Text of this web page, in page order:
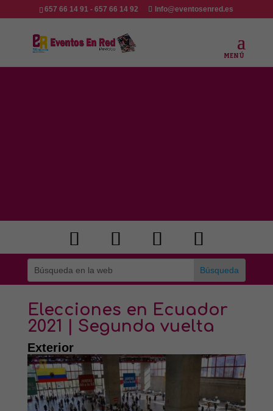
657 66 14 91 - 657 66 14 92 Info@eventosenred.es
Elecciones en Ecuador
2021 | Segunda vuelta
Exterior